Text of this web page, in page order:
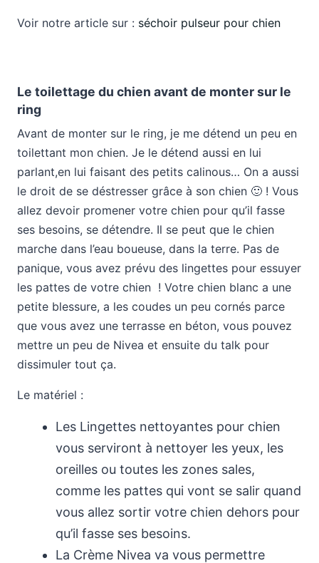
Voir notre article sur : séchoir pulseur pour chien
Le toilettage du chien avant de monter sur le
ring
Avant de monter sur le ring, je me détend un peu en
toilettant mon chien. Je le détend aussi en lui
parlant,en lui faisant des petits calinous… On a aussi
le droit de se déstresser grâce à son chien 🙂 ! Vous
allez devoir promener votre chien pour qu’il fasse
ses besoins, se détendre. Il se peut que le chien
marche dans l’eau boueuse, dans la terre. Pas de
panique, vous avez prévu des lingettes pour essuyer
les pattes de votre chien ! Votre chien blanc a une
petite blessure, a les coudes un peu cornés parce
que vous avez une terrasse en béton, vous pouvez
mettre un peu de Nivea et ensuite du talk pour
dissimuler tout ça.
Le matériel :
Les Lingettes nettoyantes pour chien
vous serviront à nettoyer les yeux, les
oreilles ou toutes les zones sales,
comme les pattes qui vont se salir quand
vous allez sortir votre chien dehors pour
qu’il fasse ses besoins.
La Crème Nivea va vous permettre